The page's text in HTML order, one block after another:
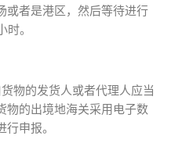
或者是港区，然后等待进行
。
物的发货人或者代理人应当
物的出境地海关采用电子数
申报。